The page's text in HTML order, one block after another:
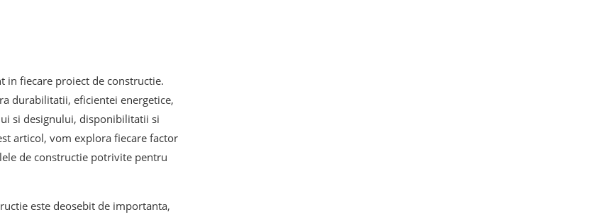
in fiecare proiect de constructie.
durabilitatii, eficientei energetice,
si designului, disponibilitatii si
articol, vom explora fiecare factor
de constructie potrivite pentru
este deosebit de importanta,